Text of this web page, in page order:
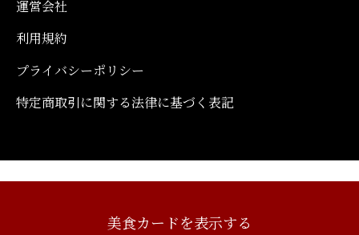
運営会社
利用規約
プライバシーポリシー
特定商取引に関する法律に基づく表記
美食カードを表示する